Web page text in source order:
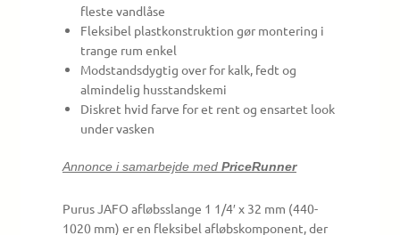
fleste vandlåse
Fleksibel plastkonstruktion gør montering i
trange rum enkel
Modstandsdygtig over for kalk, fedt og
almindelig husstandskemi
Diskret hvid farve for et rent og ensartet look
under vasken
Annonce i samarbejde med PriceRunner
Purus JAFO afløbsslange 1 1/4′ x 32 mm (440-
1020 mm) er en fleksibel afløbskomponent, der